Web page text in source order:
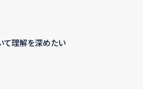
て理解を深めたい